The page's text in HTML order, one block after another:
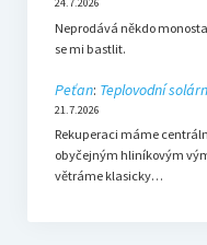
24.7.2026
Neprodává někdo
se mi bastlit.
Peťan: Teplovodní
21.7.2026
Rekuperaci máme
obyčejným hliníkovým
větráme klasicky…